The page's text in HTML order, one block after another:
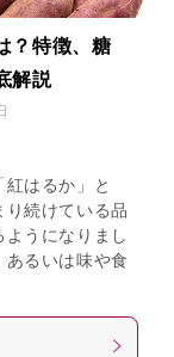
？特徴、糖
解説
はるか」と
り続けている品
うになりまし
るいは味や食